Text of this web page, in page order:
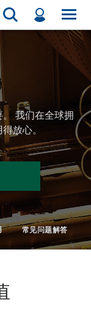
我们在全球拥
放心。​
常见问题解答